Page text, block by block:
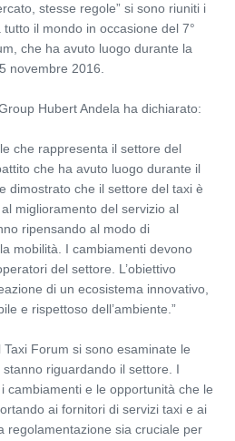
stesse regole” si sono riuniti i
il mondo in occasione del 7°
che ha avuto luogo durante la
novembre 2016.
Hubert Andela ha dichiarato:
che rappresenta il settore del
che ha avuto luogo durante il
dimostrato che il settore del taxi è
miglioramento del servizio al
ripensando al modo di
mobilità. I cambiamenti devono
del settore. L’obiettivo
di un ecosistema innovativo,
e rispettoso dell’ambiente.”
Taxi Forum si sono esaminate le
riguardando il settore. I
cambiamenti e le opportunità che le
ai fornitori di servizi taxi e ai
regolamentazione sia cruciale per